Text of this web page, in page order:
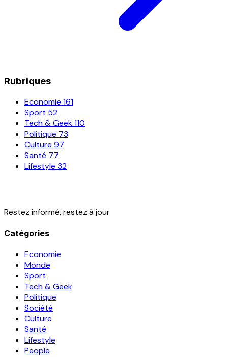
Rubriques
Economie 161
Sport 52
Tech & Geek110
Politique 73
Culture 97
Santé 77
Lifestyle 32
Restez informé, restez à jour
Catégories
Economie
Monde
Sport
Tech & Geek
Politique
Société
Culture
Santé
Lifestyle
People